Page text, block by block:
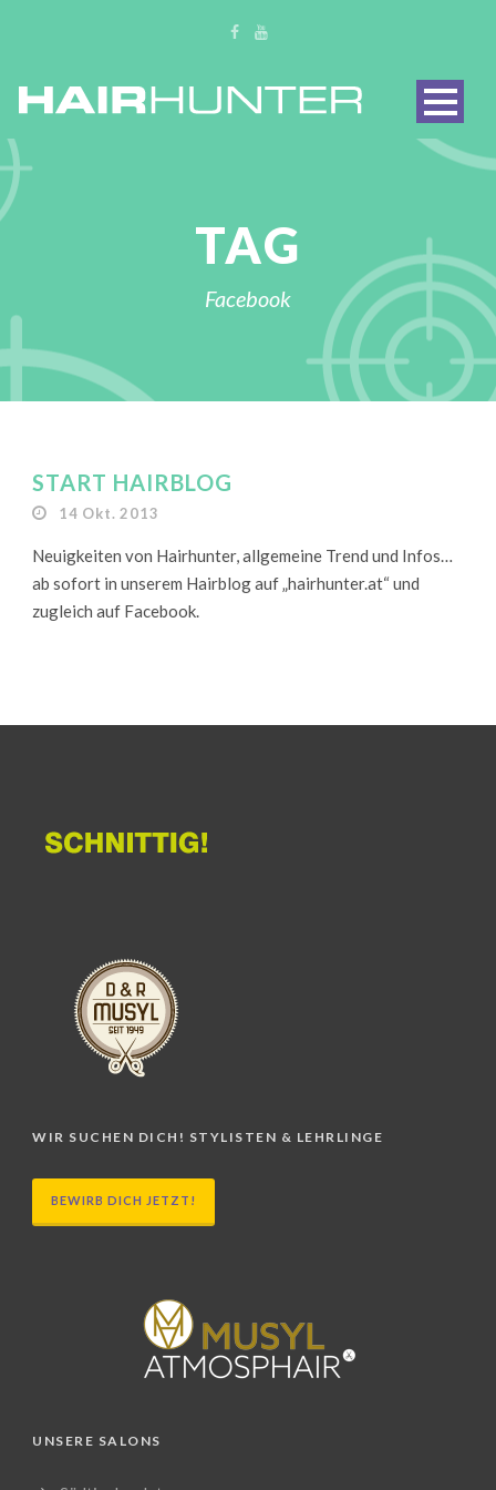
TAG
Facebook
START HAIRBLOG
14 Okt. 2013
Neuigkeiten von Hairhunter, allgemeine Trend und Infos…
ab sofort in unserem Hairblog auf „hairhunter.at“ und
zugleich auf Facebook.
WIR SUCHEN DICH! STYLISTEN & LEHRLINGE
BEWIRB DICH JETZT!
UNSERE SALONS